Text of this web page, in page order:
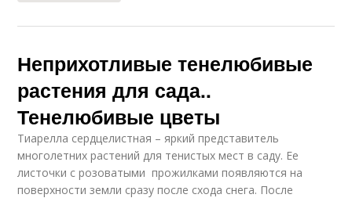
Неприхотливые тенелюбивые
растения для сада..
Тенелюбивые цветы
Тиарелла сердцелистная – яркий представитель
многолетних растений для тенистых мест в саду. Ее
листочки с розоватыми прожилками появляются на
поверхности земли сразу после схода снега. После